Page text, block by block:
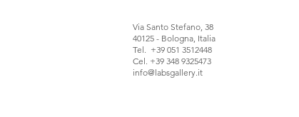
Via Santo Stefano, 38
40125 - Bologna, Italia
Tel. +39 051 3512448
Cel. +39 348 9325473
info@labsgallery.it